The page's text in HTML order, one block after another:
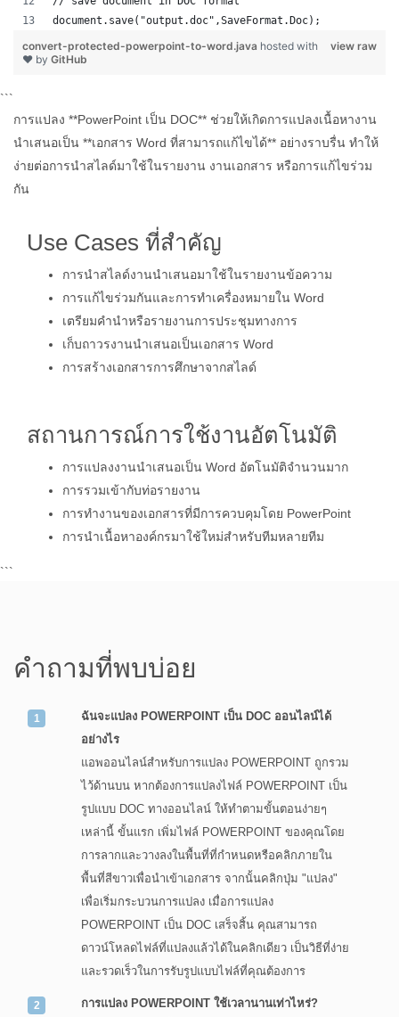
document.save("output.doc",SaveFormat.Doc);
view raw
convert-protected-powerpoint-to-word.java hosted with
❤ by GitHub
```
การแปลง **PowerPoint เป็น DOC** ช่วยให้เกิดการแปลงเนื้อหางาน
นำเสนอเป็น **เอกสาร Word ที่สามารถแก้ไขได้** อย่างราบรื่น ทำให้
ง่ายต่อการนำสไลด์มาใช้ในรายงาน งานเอกสาร หรือการแก้ไขร่วม
กัน
Use Cases ที่สำคัญ
การนำสไลด์งานนำเสนอมาใช้ในรายงานข้อความ
การแก้ไขร่วมกันและการทำเครื่องหมายใน Word
เตรียมคำนำหรือรายงานการประชุมทางการ
เก็บถาวรงานนำเสนอเป็นเอกสาร Word
การสร้างเอกสารการศึกษาจากสไลด์
สถานการณ์การใช้งานอัตโนมัติ
การแปลงงานนำเสนอเป็น Word อัตโนมัติจำนวนมาก
การรวมเข้ากับท่อรายงาน
การทำงานของเอกสารที่มีการควบคุมโดย PowerPoint
การนำเนื้อหาองค์กรมาใช้ใหม่สำหรับทีมหลายทีม
```
คำถามที่พบบ่อย
ฉันจะแปลง POWERPOINT เป็น DOC ออนไลน์ได้
อย่างไร
แอพออนไลน์สำหรับการแปลง POWERPOINT ถูกรวม
ไว้ด้านบน หากต้องการแปลงไฟล์ POWERPOINT เป็น
รูปแบบ DOC ทางออนไลน์ ให้ทำตามขั้นตอนง่ายๆ
เหล่านี้ ขั้นแรก เพิ่มไฟล์ POWERPOINT ของคุณโดย
การลากและวางลงในพื้นที่ที่กำหนดหรือคลิกภายใน
พื้นที่สีขาวเพื่อนำเข้าเอกสาร จากนั้นคลิกปุ่ม "แปลง"
เพื่อเริ่มกระบวนการแปลง เมื่อการแปลง
POWERPOINT เป็น DOC เสร็จสิ้น คุณสามารถ
ดาวน์โหลดไฟล์ที่แปลงแล้วได้ในคลิกเดียว เป็นวิธีที่ง่าย
และรวดเร็วในการรับรูปแบบไฟล์ที่คุณต้องการ
การแปลง POWERPOINT ใช้เวลานานเท่าไหร่?